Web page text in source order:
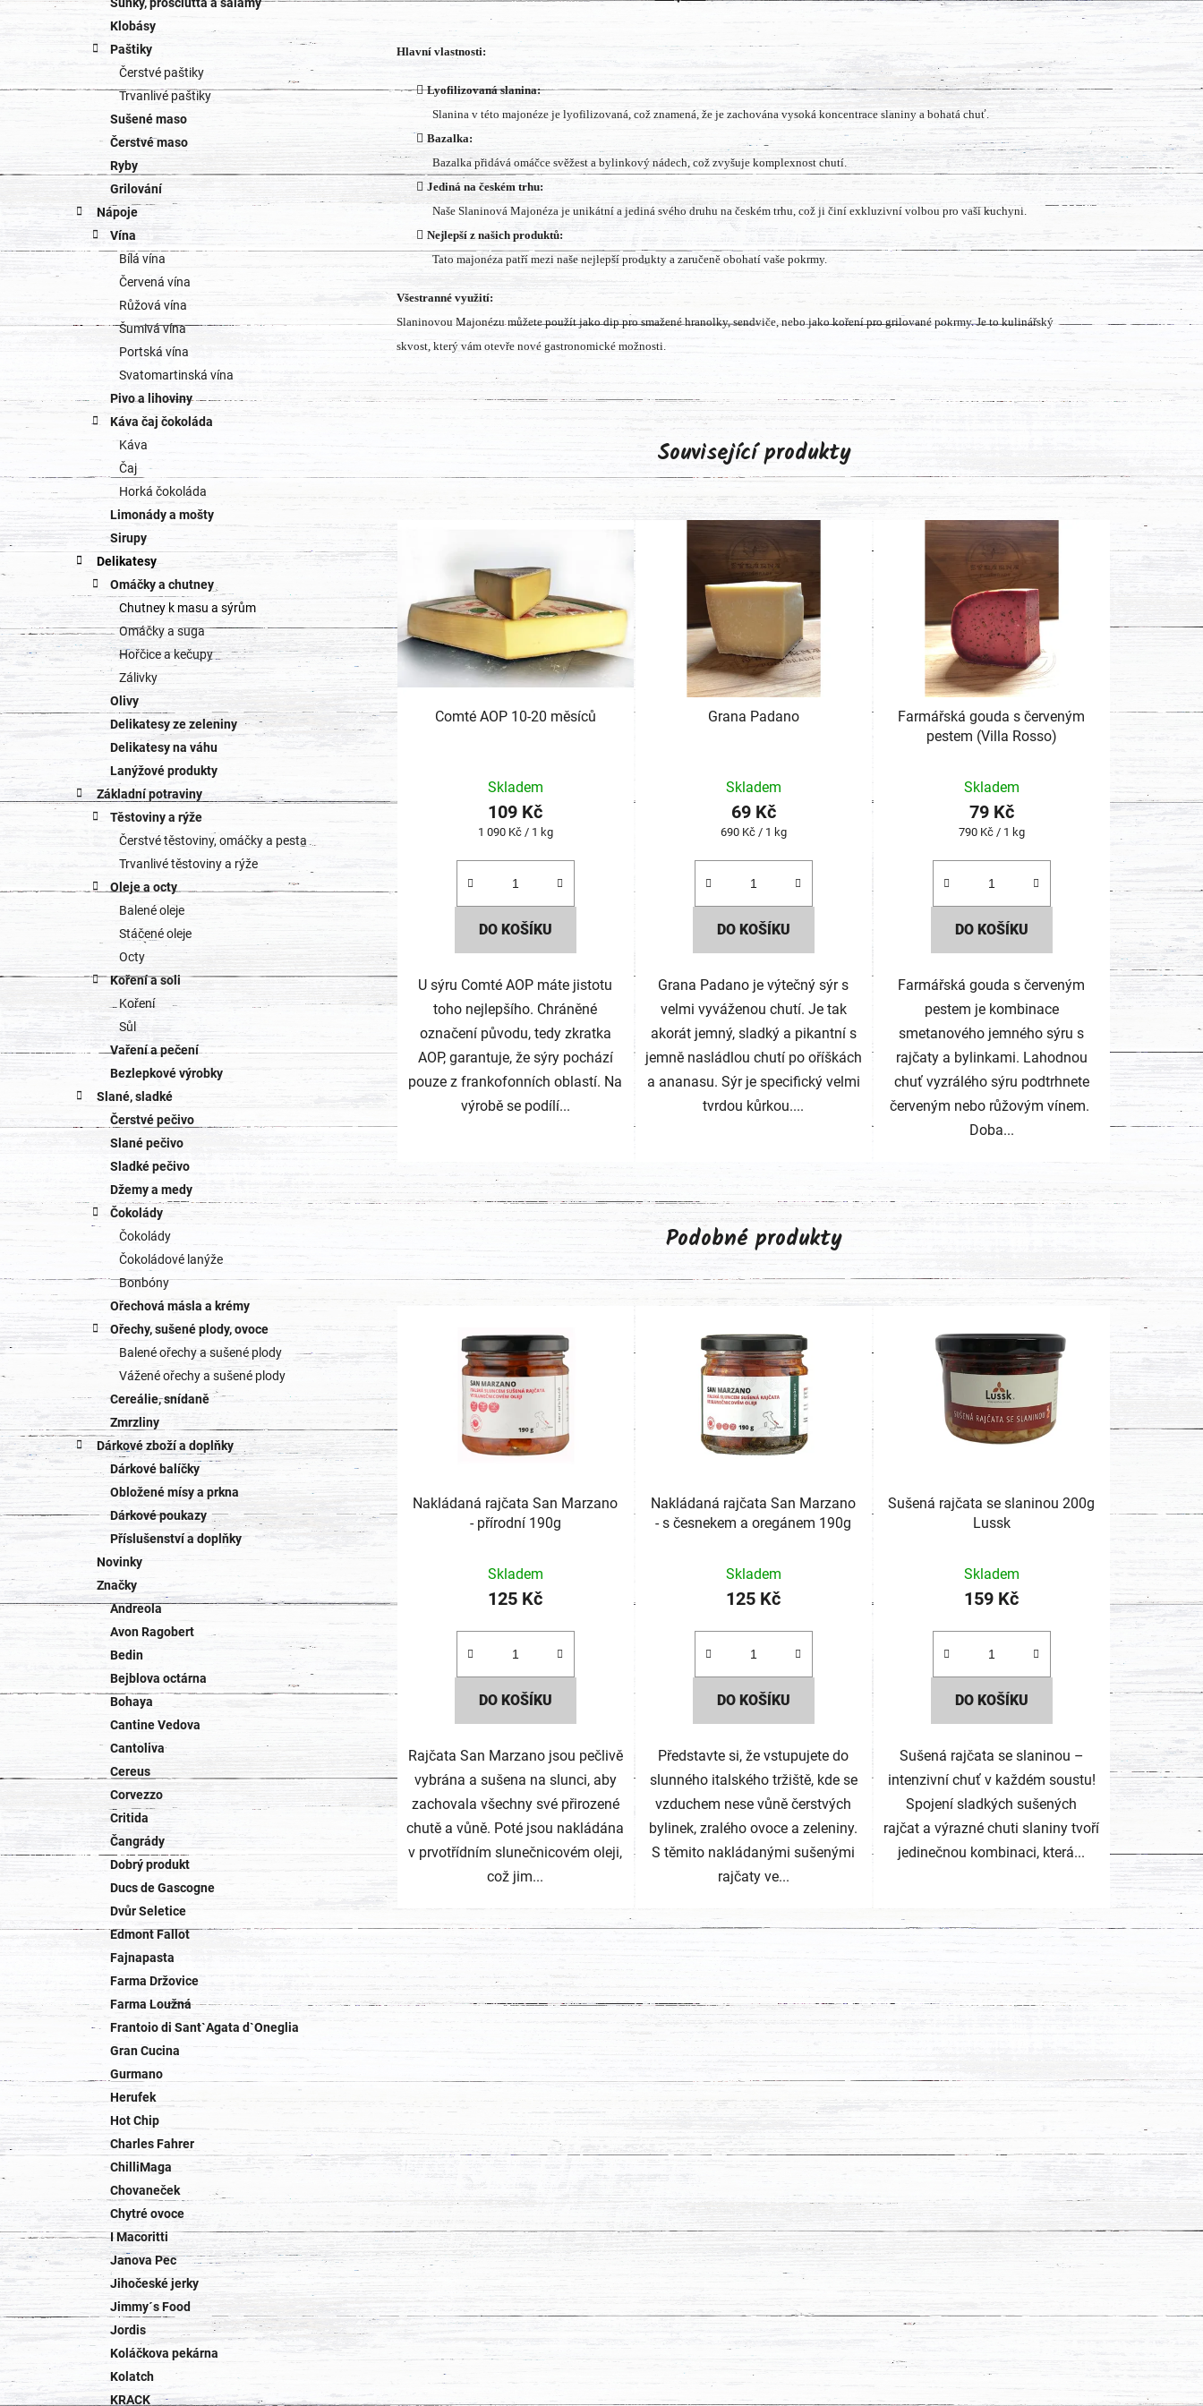
Klobásy
Paštiky
Čerstvé paštiky
Trvanlivé paštiky
Sušené maso
Čerstvé maso
Ryby
Grilování
Nápoje
Vína
Bílá vína
Červená vína
Růžová vína
Šumivá vína
Portská vína
Svatomartinská vína
Pivo a lihoviny
Káva čaj čokoláda
Káva
Čaj
Horká čokoláda
Limonády a mošty
Sirupy
Delikatesy
Omáčky a chutney
Chutney k masu a sýrům
Omáčky a suga
Hořčice a kečupy
Zálivky
Olivy
Delikatesy ze zeleniny
Delikatesy na váhu
Lanýžové produkty
Základní potraviny
Těstoviny a rýže
Čerstvé těstoviny, omáčky a pesta
Trvanlivé těstoviny a rýže
Oleje a octy
Balené oleje
Stáčené oleje
Octy
Koření a soli
Koření
Sůl
Vaření a pečení
Bezlepkové výrobky
Slané, sladké
Čerstvé pečivo
Slané pečivo
Sladké pečivo
Džemy a medy
Čokolády
Čokolády
Čokoládové lanýže
Bonbóny
Ořechová másla a krémy
Ořechy, sušené plody, ovoce
Balené ořechy a sušené plody
Vážené ořechy a sušené plody
Cereálie, snídaně
Zmrzliny
Dárkové zboží a doplňky
Dárkové balíčky
Obložené mísy a prkna
Dárkové poukazy
Příslušenství a doplňky
Novinky
Značky
Andreola
Avon Ragobert
Bedin
Bejblova octárna
Bohaya
Cantine Vedova
Cantoliva
Cereus
Corvezzo
Critida
Čangrády
Dobrý produkt
Ducs de Gascogne
Dvůr Seletice
Edmont Fallot
Fajnapasta
Farma Držovice
Farma Loužná
Frantoio di Sant`Agata d`Oneglia
Gran Cucina
Gurmano
Herufek
Hot Chip
Charles Fahrer
ChilliMaga
Chovaneček
Chytré ovoce
I Macoritti
Janova Pec
Jihočeské jerky
Jimmy´s Food
Jordis
Koláčkova pekárna
Kolatch
KRACK
Hlavní vlastnosti:
Lyofilizovaná slanina:
Slanina v této majonéze je lyofilizovaná, což znamená, že je zachována vysoká koncentrace slaniny a bohatá chuť.
Bazalka:
Bazalka přidává omáčce svěžest a bylinkový nádech, což zvyšuje komplexnost chutí.
Jediná na českém trhu:
Naše Slaninová Majonéza je unikátní a jediná svého druhu na českém trhu, což ji činí exkluzivní volbou pro vaši kuchyni.
Nejlepší z našich produktů:
Tato majonéza patří mezi naše nejlepší produkty a zaručeně obohatí vaše pokrmy.
Všestranné využití:
Slaninovou Majonézu můžete použít jako dip pro smažené hranolky, sendviče, nebo jako koření pro grilované pokrmy. Je to kulinářský
skvost, který vám otevře nové gastronomické možnosti.
Související produkty
Comté AOP 10-20 měsíců
Skladem
109 Kč
Měrná
1 090 Kč / 1 kg
DO KOŠÍKU
U sýru Comté AOP máte jistotu
toho nejlepšího. Chráněné
označení původu, tedy zkratka
AOP, garantuje, že sýry pochází
pouze z frankofonních oblastí. Na
výrobě se podílí...
Grana Padano
Skladem
69 Kč
Měrná
690 Kč / 1 kg
DO KOŠÍKU
Grana Padano je výtečný sýr s
velmi vyváženou chutí. Je tak
akorát jemný, sladký a pikantní s
jemně nasládlou chutí po oříškách
a ananasu. Sýr je specifický velmi
tvrdou kůrkou....
Farmářská gouda s červeným
pestem (Villa Rosso)
Skladem
79 Kč
Měrná
790 Kč / 1 kg
DO KOŠÍKU
Farmářská gouda s červeným
pestem je kombinace
smetanového jemného sýru s
rajčaty a bylinkami. Lahodnou
chuť vyzrálého sýru podtrhnete
červeným nebo růžovým vínem.
Doba...
Podobné produkty
Nakládaná rajčata San Marzano
- přírodní 190g
Skladem
125 Kč
DO KOŠÍKU
Rajčata San Marzano jsou pečlivě
vybrána a sušena na slunci, aby
zachovala všechny své přirozené
chutě a vůně. Poté jsou nakládána
v prvotřídním slunečnicovém oleji,
což jim...
Nakládaná rajčata San Marzano
- s česnekem a oregánem 190g
Skladem
125 Kč
DO KOŠÍKU
Představte si, že vstupujete do
slunného italského tržiště, kde se
vzduchem nese vůně čerstvých
bylinek, zralého ovoce a zeleniny.
S těmito nakládanými sušenými
rajčaty ve...
Sušená rajčata se slaninou 200g
Lussk
Skladem
159 Kč
DO KOŠÍKU
Sušená rajčata se slaninou –
intenzivní chuť v každém soustu!
Spojení sladkých sušených
rajčat a výrazné chuti slaniny tvoří
jedinečnou kombinaci, která...